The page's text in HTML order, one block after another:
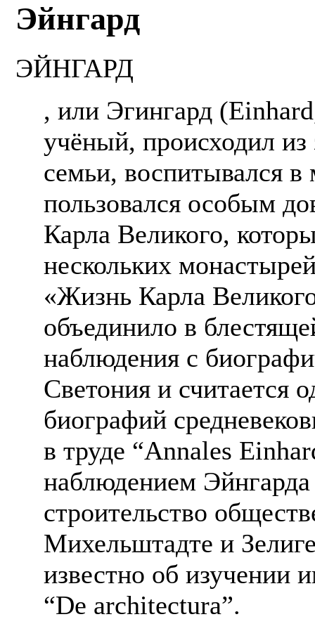
Эйнгард
ЭЙНГАРД
, или Эгингард
учёный, происходил из
семьи, воспитывался
пользовался особым
Карла Великого,
нескольких
«Жизнь Карла
объединило в
наблюдения с
Светония и считается
биографий
в труде “Annales
наблюдением Эйнгарда
строительство
Михельштадте и
известно об изучении
“De architectura”.